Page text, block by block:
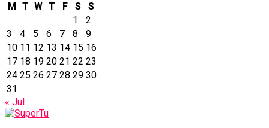
M
T W T F S
S
1
2
3
4 5 6 7 8
9
10 11 12 13 14 15 16
17 18 19 20 21 22 23
24 25 26 27 28 29 30
31
« Jul